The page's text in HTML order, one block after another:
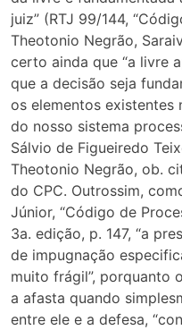
juiz” (RTJ 99/144,
Theotonio Negrão,
certo ainda que “a livre
que a decisão seja
os elementos existentes
do nosso sistema
Sálvio de Figueiredo
Theotonio Negrão, ob.
do CPC. Outrossim,
Júnior, “Código de
3a. edição, p. 147, “a
de impugnação
muito frágil”, porquanto
a afasta quando
entre ele e a defesa,